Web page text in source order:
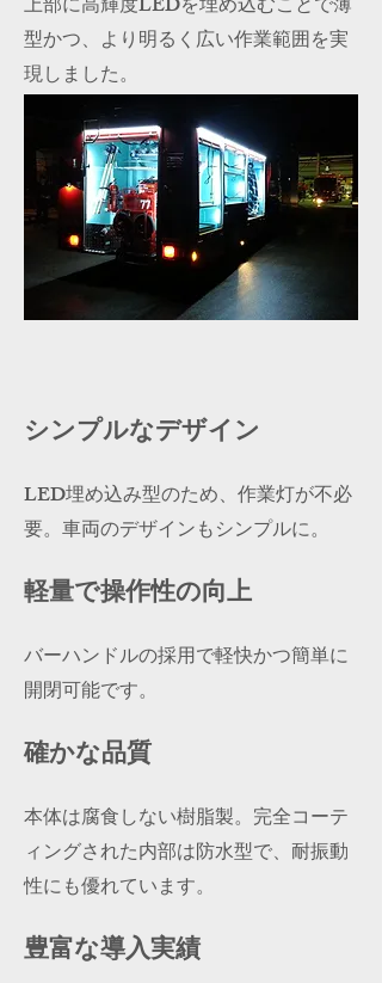
上部に高輝度LEDを埋め込むことで薄
型かつ、より明るく広い作業範囲を実
現しました。
シンプルなデザイン
LED埋め込み型のため、作業灯が不必
要。車両のデザインもシンプルに。
軽量で操作性の向上
バーハンドルの採用で軽快かつ簡単に
開閉可能です。
確かな品質
本体は腐食しない樹脂製。完全コーテ
ィングされた内部は防水型で、耐振動
性にも優れています。
豊富な導入実績